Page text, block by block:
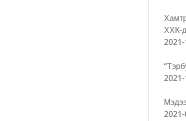
ХХК-
2021-